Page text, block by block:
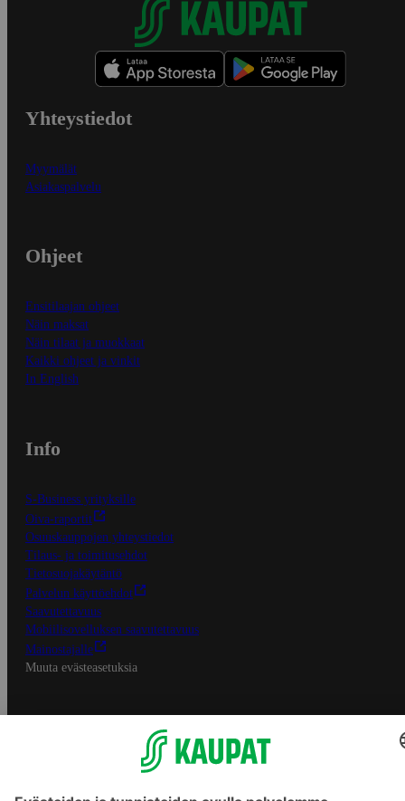
Yhteystiedot
Myymälät
Asiakaspalvelu
Ohjeet
Ensitilaajan ohjeet
Näin maksat
Näin tilaat ja muokkaat
Kaikki ohjeet ja vinkit
In English
Info
S-Business yrityksille
Oiva-raportit
Osuuskauppojen yhteystiedot
Tilaus- ja toimitusehdot
Tietosuojakäytäntö
Palvelun käyttöehdot
Saavutettavuus
Mobiilisovelluksen saavutettavuus
Mainostajalle
Muuta evästeasetuksia
S-ryhmän palvelut